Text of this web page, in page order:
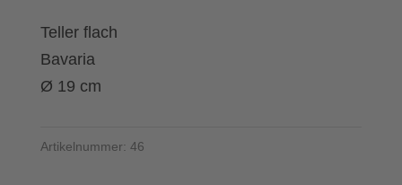
Teller flach
Bavaria
Ø 19 cm
Artikelnummer: 46